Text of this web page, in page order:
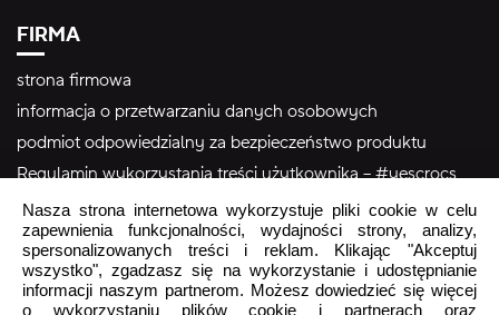
FIRMA
strona firmowa
informacja o przetwarzaniu danych osobowych
podmiot odpowiedzialny za bezpieczeństwo produktu
Regulamin wykorzystania treści użytkownika – #yescrocs
Obsługa Klienta
Pon - Pt9:00 - 16:00
Nasza strona internetowa wykorzystuje pliki cookie w celu
zapewnienia funkcjonalności, wydajności strony, analizy,
spersonalizowanych treści i reklam. Klikając "Akceptuj
wszystko", zgadzasz się na wykorzystanie i udostępnianie
informacji naszym partnerom. Możesz dowiedzieć się więcej
o wykorzystaniu plików cookie i partnerach oraz